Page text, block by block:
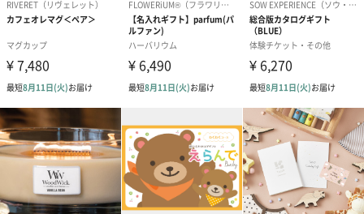
フラワーテディベア
（2,390円）
テディベア（バニラ）
テディベア（
ル）（1,760円
紅茶・コーヒー・スイーツ